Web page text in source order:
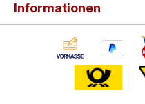
Informationen